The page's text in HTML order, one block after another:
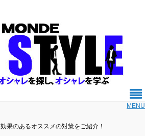
MENU
果のあるオススメの対策をご紹介！